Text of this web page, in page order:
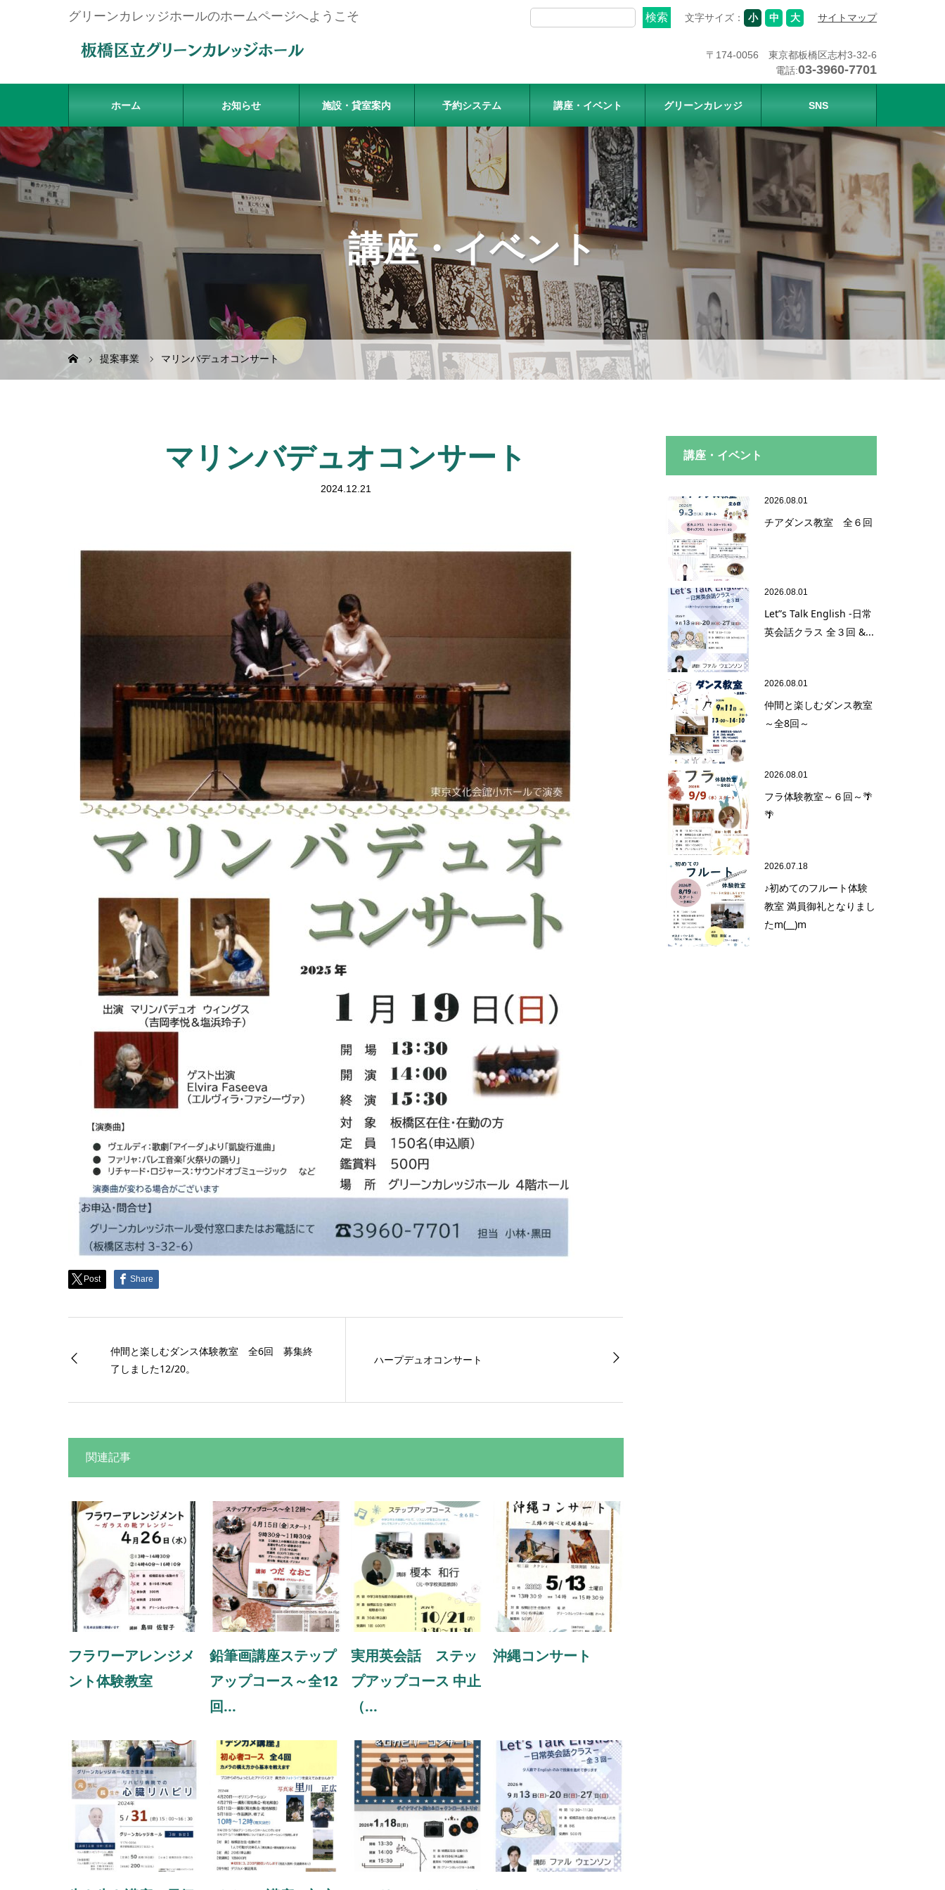
グリーンカレッジホールのホームページへようこそ 文字サイズ： 小 中 大 サイトマップ
〒174-0056 東京都板橋区志村3-32-6
電話:03-3960-7701
ホーム お知らせ 施設・貸室案内 予約システム 講座・イベント グリーンカレッジ SNS
講座・イベント
提案事業 マリンバデュオコンサート
マリンバデュオコンサート
2024.12.21
Post Share
仲間と楽しむダンス体験教室 全6回 募集終
了しました12/20。
ハープデュオコンサート
関連記事
フラワーアレンジメ
ント体験教室
鉛筆画講座ステップ
アップコース～全12
回...
実用英会話 ステッ
プアップコース 中止
（...
沖縄コンサート
講座・イベント
2026.08.01
チアダンス教室 全６回
2026.08.01
Let”s Talk English -日常
英会話クラス 全３回 &...
2026.08.01
仲間と楽しむダンス教室
～全8回～
2026.08.01
フラ体験教室～６回～🌴
🌴
2026.07.18
♪初めてのフルート体験
教室 満員御礼となりまし
たm(__)m